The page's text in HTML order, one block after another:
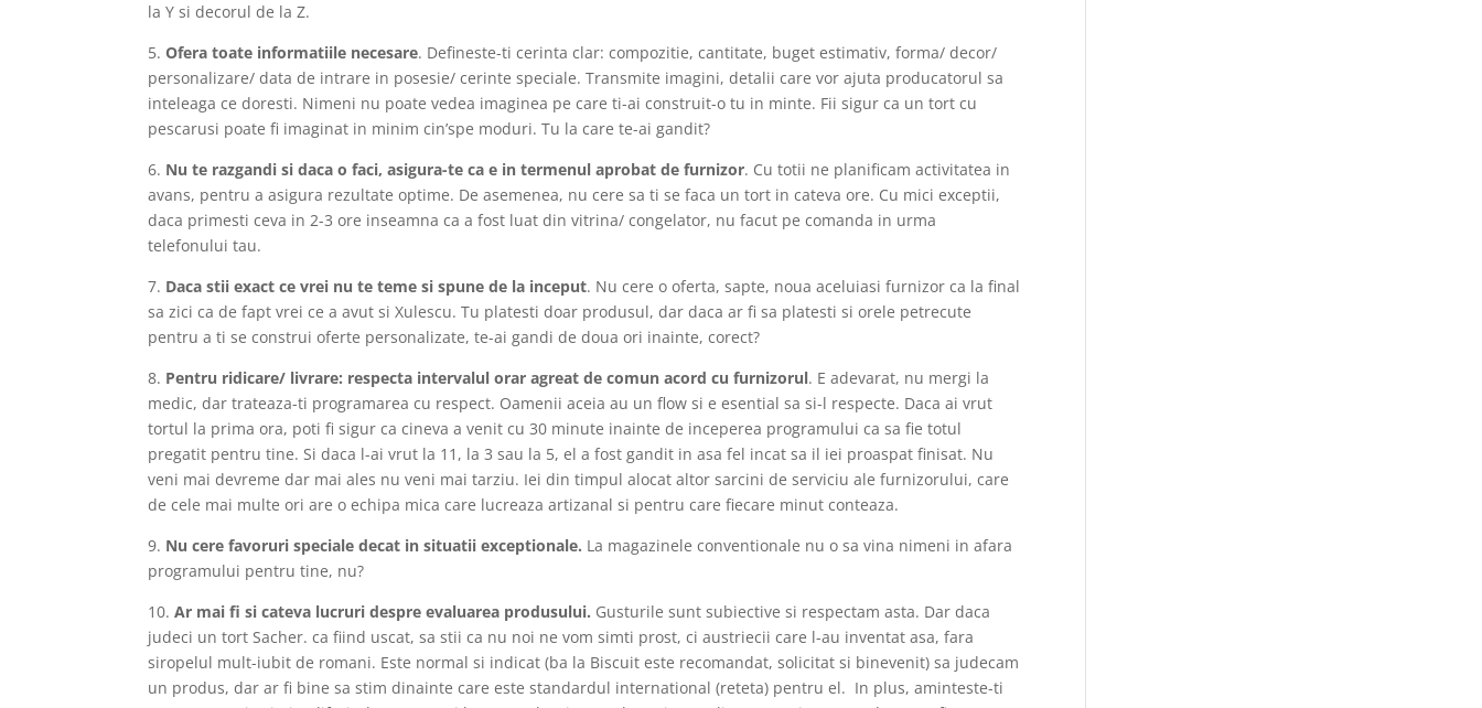
la Y si decorul de la Z.
5.Ofera toate informatiile necesare. Defineste-ti cerinta clar: compozitie, cantitate, buget estimativ, forma/ decor/
personalizare/ data de intrare in posesie/ cerinte speciale. Transmite imagini, detalii care vor ajuta producatorul sa
inteleaga ce doresti. Nimeni nu poate vedea imaginea pe care ti-ai construit-o tu in minte. Fii sigur ca un tort cu
pescarusi poate fi imaginat in minim cin’spe moduri. Tu la care te-ai gandit?
6. Nu te razgandi si daca o faci, asigura-te ca e in termenul aprobat de furnizor. Cu totii ne planificam activitatea in
avans, pentru a asigura rezultate optime. De asemenea, nu cere sa ti se faca un tort in cateva ore. Cu mici exceptii,
daca primesti ceva in 2-3 ore inseamna ca a fost luat din vitrina/ congelator, nu facut pe comanda in urma
telefonului tau.
7. Daca stii exact ce vrei nu te teme si spune de la inceput. Nu cere o oferta, sapte, noua aceluiasi furnizor ca la final
sa zici ca de fapt vrei ce a avut si Xulescu. Tu platesti doar produsul, dar daca ar fi sa platesti si orele petrecute
pentru a ti se construi oferte personalizate, te-ai gandi de doua ori inainte, corect?
8. Pentru ridicare/ livrare: respecta intervalul orar agreat de comun acord cu furnizorul. E adevarat, nu mergi la
medic, dar trateaza-ti programarea cu respect. Oamenii aceia au un flow si e esential sa si-l respecte. Daca ai vrut
tortul la prima ora, poti fi sigur ca cineva a venit cu 30 minute inainte de inceperea programului ca sa fie totul
pregatit pentru tine. Si daca l-ai vrut la 11, la 3 sau la 5, el a fost gandit in asa fel incat sa il iei proaspat finisat. Nu
veni mai devreme dar mai ales nu veni mai tarziu. Iei din timpul alocat altor sarcini de serviciu ale furnizorului, care
de cele mai multe ori are o echipa mica care lucreaza artizanal si pentru care fiecare minut conteaza.
9. Nu cere favoruri speciale decat in situatii exceptionale. La magazinele conventionale nu o sa vina nimeni in afara
programului pentru tine, nu?
10.Ar mai fi si cateva lucruri despre evaluarea produsului. Gusturile sunt subiective si respectam asta. Dar daca
judeci un tort Sacher. ca fiind uscat, sa stii ca nu noi ne vom simti prost, ci austriecii care l-au inventat asa, fara
siropelul mult-iubit de romani. Este normal si indicat (ba la Biscuit este recomandat, solicitat si binevenit) sa judecam
un produs, dar ar fi bine sa stim dinainte care este standardul international (reteta) pentru el. In plus, aminteste-ti